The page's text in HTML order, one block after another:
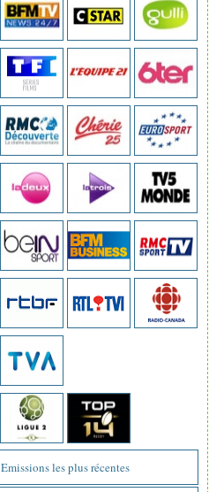
Emissions les plus récentes